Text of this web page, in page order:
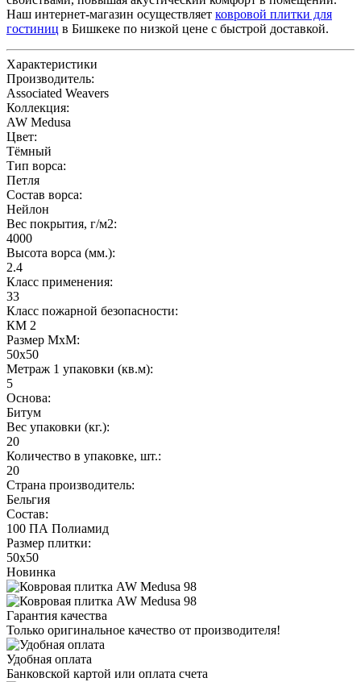
Наш интернет-магазин осуществляет ковровой плитки для
гостиниц в Бишкеке по низкой цене с быстрой доставкой.
Характеристики
Производитель:
Associated Weavers
Коллекция:
AW Medusa
Цвет:
Тёмный
Тип ворса:
Петля
Состав ворса:
Нейлон
Вес покрытия, г/м2:
4000
Высота ворса (мм.):
2.4
Класс применения:
33
Класс пожарной безопасности:
КМ 2
Размер МхМ:
50x50
Метраж 1 упаковки (кв.м):
5
Основа:
Битум
Вес упаковки (кг.):
20
Количество в упаковке, шт.:
20
Страна производитель:
Бельгия
Состав:
100 ПА Полиамид
Размер плитки:
50х50
Новинка
Гарантия качества
Только оригинальное качество от производителя!
Удобная оплата
Банковской картой или оплата счета